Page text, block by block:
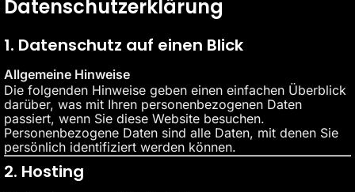
Datenschutzerklärung
1. Datenschutz auf einen Blick
Allgemeine Hinweise
Die folgenden Hinweise geben einen einfachen Überblick
darüber, was mit Ihren personenbezogenen Daten
passiert, wenn Sie diese Website besuchen.
Personenbezogene Daten sind alle Daten, mit denen Sie
persönlich identifiziert werden können.
2. Hosting